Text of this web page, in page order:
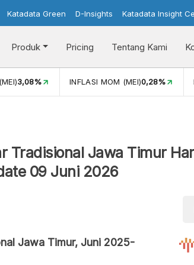
Katadata Green D-Insights Katadata Insight
Produk Pricing Tentang Kami
3,08% INFLASI MOM (MEI)0,28%
Tradisional Jawa Timur
09 Juni 2026
Jawa Timur, Juni 2025-